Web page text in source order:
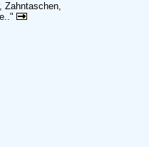
Zahntaschen,